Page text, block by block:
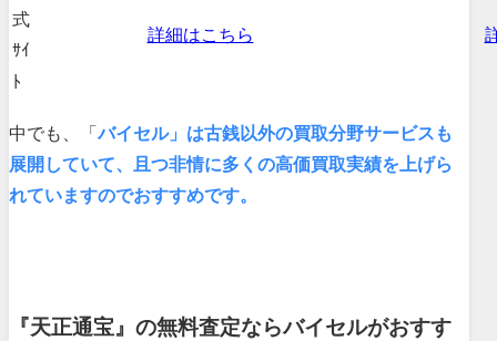
式
ｻｲ
ﾄ
詳細はこちら
中でも、「バイセル」は古銭以外の買取分野サービスも
展開していて、且つ非情に多くの高価買取実績を上げら
れていますのでおすすめです。
『天正通宝』の無料査定ならバイセルがおすす